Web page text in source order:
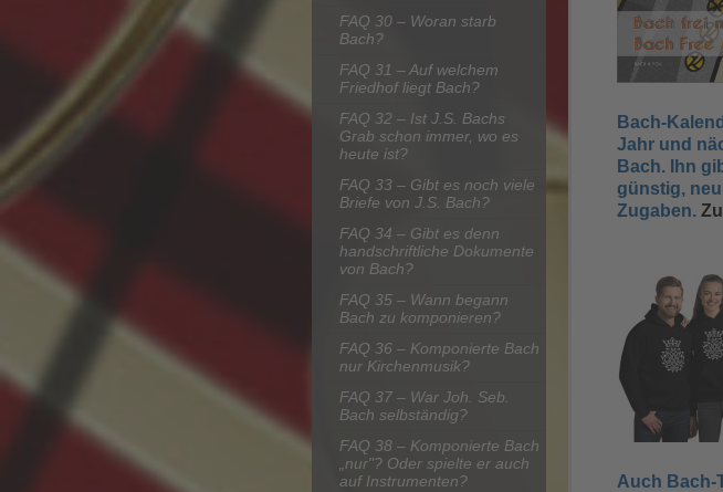
FAQ 30 – Woran starb
Bach?
FAQ 31 – Auf welchem
Friedhof liegt Bach?
FAQ 32 – Ist J.S. Bachs
Grab schon immer, wo es
heute ist?
FAQ 33 – Gibt es noch viele
Briefe von J.S. Bach?
FAQ 34 – Gibt es denn
handschriftliche Dokumente
von Bach?
FAQ 35 – Wann begann
Bach zu komponieren?
FAQ 36 – Komponierte Bach
nur Kirchenmusik?
FAQ 37 – War Joh. Seb.
Bach selbständig?
FAQ 38 – Komponierte Bach
„nur"? Oder spielte er auch
auf Instrumenten?
Bach-
Jahr und
Bach. Ihn
günstig,
Zugaben.
Auch Bach-